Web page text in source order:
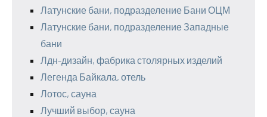
Латунские бани, подразделение Бани ОЦМ
Латунские бани, подразделение Западные
бани
Лдн-дизайн, фабрика столярных изделий
Легенда Байкала, отель
Лотос, сауна
Лучший выбор, сауна